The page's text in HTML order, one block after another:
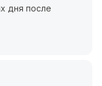
дня после